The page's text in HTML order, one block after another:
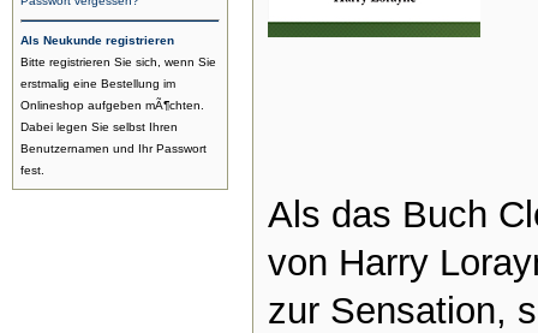
Als Neukunde registrieren
Bitte registrieren Sie sich, wenn Sie
erstmalig eine Bestellung im
Onlineshop aufgeben mÃ¶chten.
Dabei legen Sie selbst Ihren
Benutzernamen und Ihr Passwort
fest.
Als das Buch
von Harry
zur Sensation,